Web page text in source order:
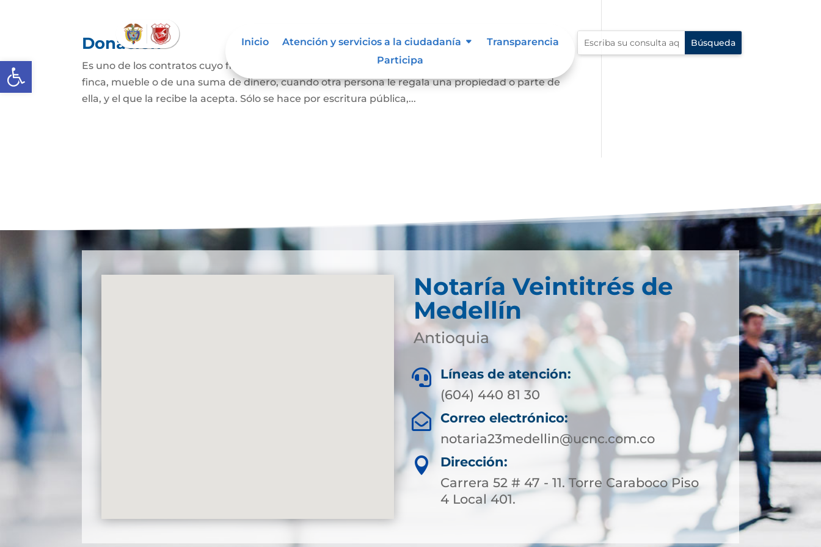
Abrir barra de herramientas
Inicio Atención y servicios a la ciudadanía
Transparencia
Participa
Donación
Es uno de los contratos cuyo fin es que una persona se convierta en dueña de una vivienda, lote,
finca, mueble o de una suma de dinero, cuando otra persona le regala una propiedad o parte de
ella, y el que la recibe la acepta. Sólo se hace por escritura pública,...
Notaría Veintitrés de
Medellín
Antioquia

Líneas de atención:
(604) 440 81 30

Correo electrónico:
notaria23medellin@ucnc.com.co

Dirección:
Carrera 52 # 47 - 11. Torre Caraboco Piso
4 Local 401.